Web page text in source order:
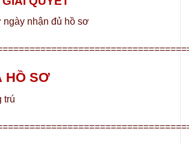
ngày nhận đủ hồ sơ
HỒ SƠ
trú